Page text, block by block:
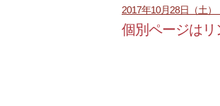
2017年10月28日（土）
個別ページはリ